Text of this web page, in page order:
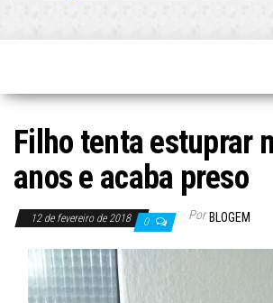
Atualizado!
Filho tenta estuprar
anos e acaba preso
12 de fevereiro de 2018 0 Por BLOGEM